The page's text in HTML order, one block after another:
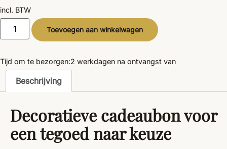
incl. BTW
Toevoegen aan winkelwagen
Tijd om te bezorgen:2 werkdagen na ontvangst van
Beschrijving
Decoratieve cadeaubon voor
een tegoed naar keuze